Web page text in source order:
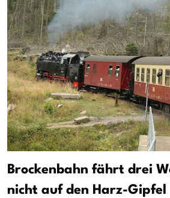
Brockenbahn fährt drei
nicht auf den Harz-Gipfel